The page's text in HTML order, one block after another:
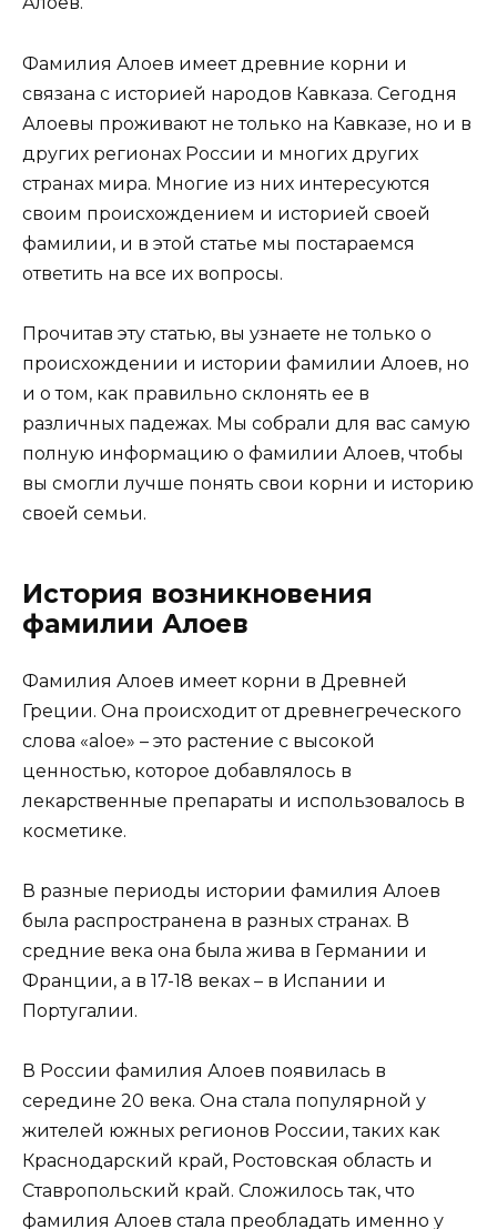
Фамилия Алоев имеет древние корни и
связана с историей народов Кавказа. Сегодня
Алоевы проживают не только на Кавказе, но и в
других регионах России и многих других
странах мира. Многие из них интересуются
своим происхождением и историей своей
фамилии, и в этой статье мы постараемся
ответить на все их вопросы.
Прочитав эту статью, вы узнаете не только о
происхождении и истории фамилии Алоев, но
и о том, как правильно склонять ее в
различных падежах. Мы собрали для вас самую
полную информацию о фамилии Алоев, чтобы
вы смогли лучше понять свои корни и историю
своей семьи.
История возникновения
фамилии Алоев
Фамилия Алоев имеет корни в Древней
Греции. Она происходит от древнегреческого
слова «aloe» – это растение с высокой
ценностью, которое добавлялось в
лекарственные препараты и использовалось в
косметике.
В разные периоды истории фамилия Алоев
была распространена в разных странах. В
средние века она была жива в Германии и
Франции, а в 17-18 веках – в Испании и
Португалии.
В России фамилия Алоев появилась в
середине 20 века. Она стала популярной у
жителей южных регионов России, таких как
Краснодарский край, Ростовская область и
Ставропольский край. Сложилось так, что
фамилия Алоев стала преобладать именно у